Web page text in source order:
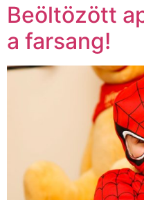
Beöltözött
a farsang!